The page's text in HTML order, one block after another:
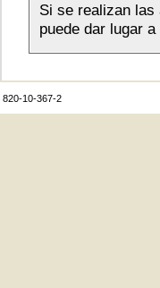
Si se realizan las
puede dar lugar
820-10-367-2